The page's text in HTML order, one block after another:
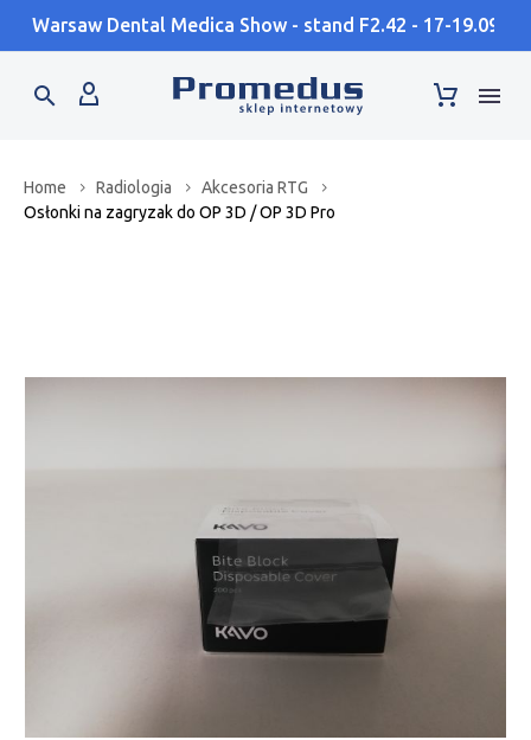
Warsaw Dental Medica Show - stand F2.42 - 17-19.09
Home Radiologia
Akcesoria RTG
Osłonki na zagryzak do OP 3D / OP 3D Pro